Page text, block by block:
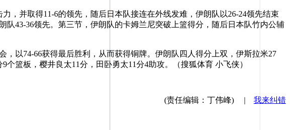
并取得11-6的领先，随后日本队接连在外线发难，伊朗队以26-24领先结束
43-36领先。第三节，伊朗队的卡姆兰尼突破上篮得分，随后日本队竹内公辅
74-66获得最后胜利，从而获得铜牌。伊朗队四人得分上双，伊斯拉米27
篮板，樱井良太11分，田卧勇太11分4助攻。（搜狐体育 小飞侠）
(责任编辑：丁伟峰) | 我来纠错